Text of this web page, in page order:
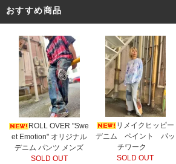
おすすめ商品
ROLL OVER "Swe
et Emotion" オリジナル
デニム パンツ メンズ
SOLD OUT
リメイクヒッピー
デニム ペイント パッ
チワーク
SOLD OUT